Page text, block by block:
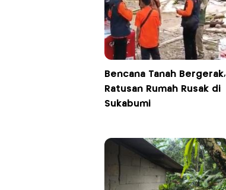
Bencana Tanah Bergerak,
Ratusan Rumah Rusak di
Sukabumi